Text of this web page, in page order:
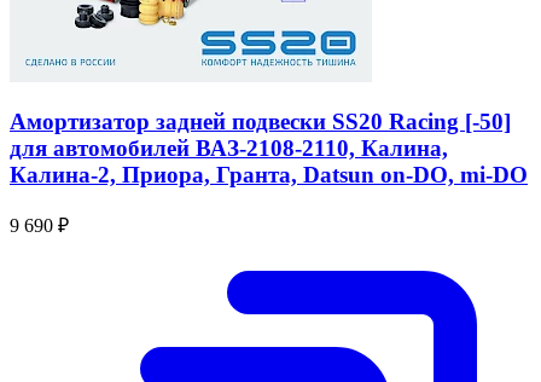
Амортизатор задней подвески SS20 Racing [-50]
для автомобилей ВАЗ-2108-2110, Калина,
Калина-2, Приора, Гранта, Datsun on-DO, mi-DO
9 690 ₽